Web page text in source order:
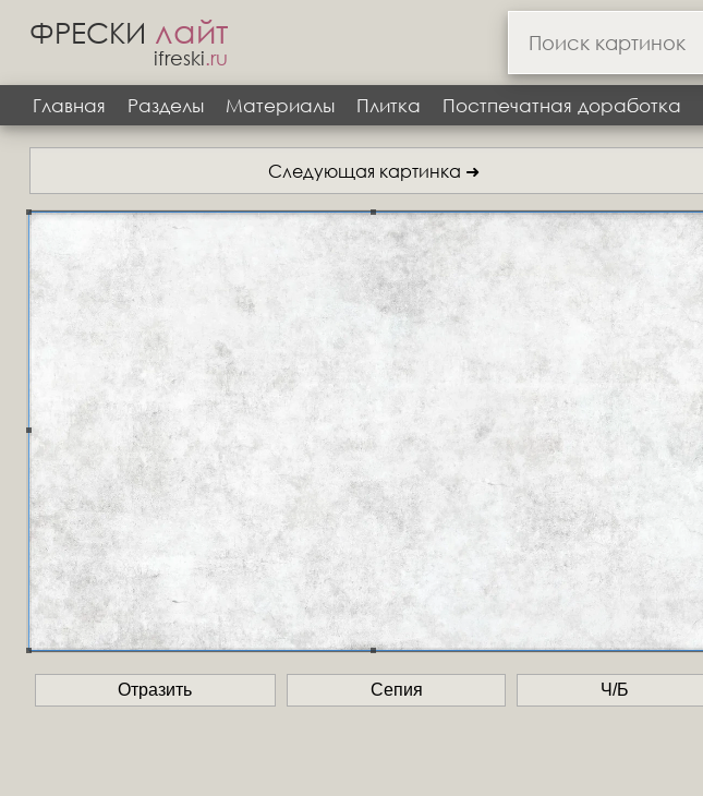
ФРЕСКИ лайт
ifreski.ru
Главная
Разделы Материалы Плитка Постпечатная доработка
Следующая картинка ➜
Отразить Сепия Ч/Б